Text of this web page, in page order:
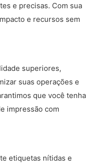
e precisas. Com sua
e recursos sem
superiores,
suas operações e
que você tenha
impressão com
etiquetas nítidas e